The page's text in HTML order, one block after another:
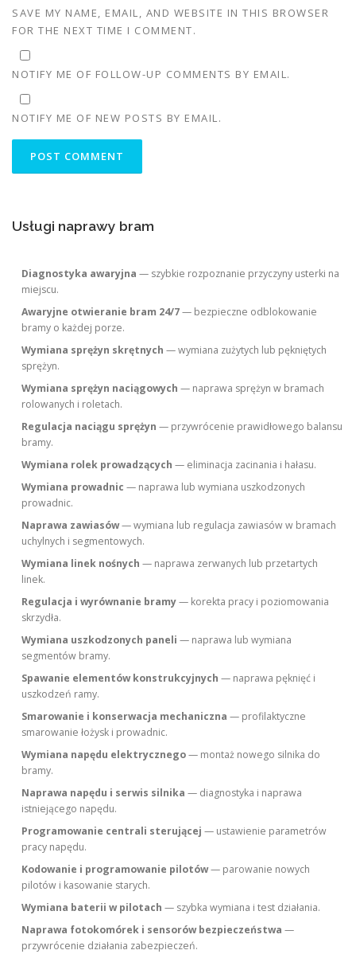
SAVE MY NAME, EMAIL, AND WEBSITE IN THIS BROWSER
FOR THE NEXT TIME I COMMENT.
NOTIFY ME OF FOLLOW-UP COMMENTS BY EMAIL.
NOTIFY ME OF NEW POSTS BY EMAIL.
Usługi naprawy bram
Diagnostyka awaryjna — szybkie rozpoznanie przyczyny usterki na
miejscu.
Awaryjne otwieranie bram 24/7— bezpieczne odblokowanie
bramy o każdej porze.
Wymiana sprężyn skrętnych — wymiana zużytych lub pękniętych
sprężyn.
Wymiana sprężyn naciągowych — naprawa sprężyn w bramach
rolowanych i roletach.
Regulacja naciągu sprężyn — przywrócenie prawidłowego balansu
bramy.
Wymiana rolek prowadzących — eliminacja zacinania i hałasu.
Wymiana prowadnic — naprawa lub wymiana uszkodzonych
prowadnic.
Naprawa zawiasów— wymiana lub regulacja zawiasów w bramach
uchylnych i segmentowych.
Wymiana linek nośnych — naprawa zerwanych lub przetartych
linek.
Regulacja i wyrównanie bramy— korekta pracy i poziomowania
skrzydła.
Wymiana uszkodzonych paneli — naprawa lub wymiana
segmentów bramy.
Spawanie elementów konstrukcyjnych — naprawa pęknięć i
uszkodzeń ramy.
Smarowanie i konserwacja mechaniczna — profilaktyczne
smarowanie łożysk i prowadnic.
Wymiana napędu elektrycznego— montaż nowego silnika do
bramy.
Naprawa napędu i serwis silnika — diagnostyka i naprawa
istniejącego napędu.
Programowanie centrali sterującej — ustawienie parametrów
pracy napędu.
Kodowanie i programowanie pilotów— parowanie nowych
pilotów i kasowanie starych.
Wymiana baterii w pilotach — szybka wymiana i test działania.
Naprawa fotokomórek i sensorów bezpieczeństwa —
przywrócenie działania zabezpieczeń.